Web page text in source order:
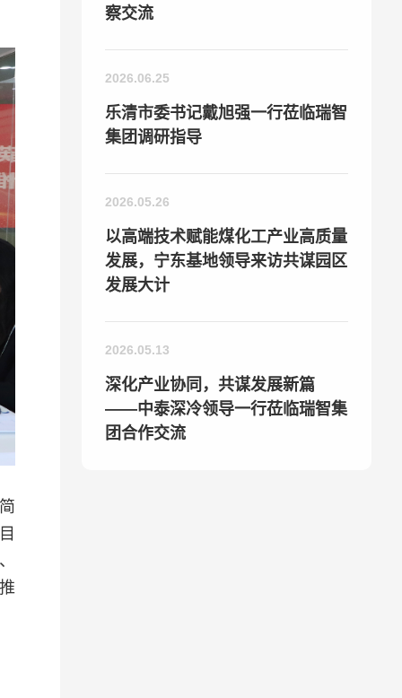
察交流
2026.06.25
乐清市委书记戴旭强一行莅临瑞智
集团调研指导
2026.05.26
以高端技术赋能煤化工产业高质量
发展，宁东基地领导来访共谋园区
发展大计
2026.05.13
深化产业协同，共谋发展新篇
——中泰深冷领导一行莅临瑞智集
团合作交流